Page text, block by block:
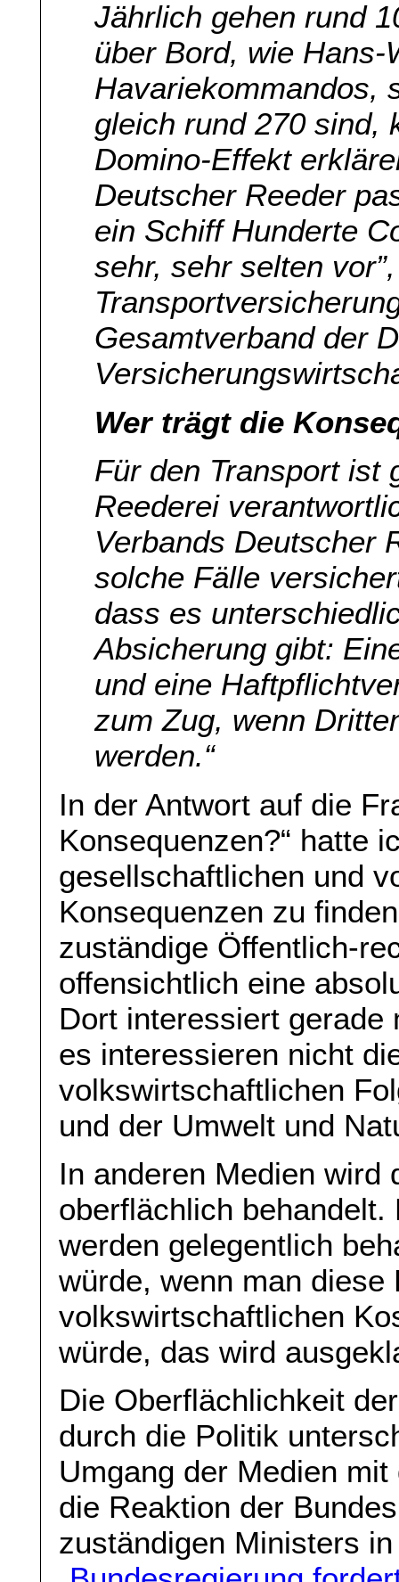
Jährlich gehen rund
über Bord, wie
Havariekommandos,
gleich rund 270 sind,
Domino-Effekt
Deutscher Reeder
ein Schiff Hunderte
sehr, sehr selten
Gesamtverband der
Wer trägt die
Für den Transport ist
Reederei
Verbands Deutscher
solche Fälle
dass es
Absicherung gibt:
und eine
zum Zug, wenn
werden.“
In der Antwort auf die
Konsequenzen?“ hatte
gesellschaftlichen und
Konsequenzen zu
zuständige Öffentlich-
offensichtlich eine
Dort interessiert gerade
es interessieren nicht
volkswirtschaftlichen
und der Umwelt und
In anderen Medien wird
oberflächlich
werden gelegentlich
würde, wenn man
volkswirtschaftlichen
würde, das wird
Die Oberflächlichkeit
durch die Politik
Umgang der Medien
die Reaktion der
zuständigen Ministers